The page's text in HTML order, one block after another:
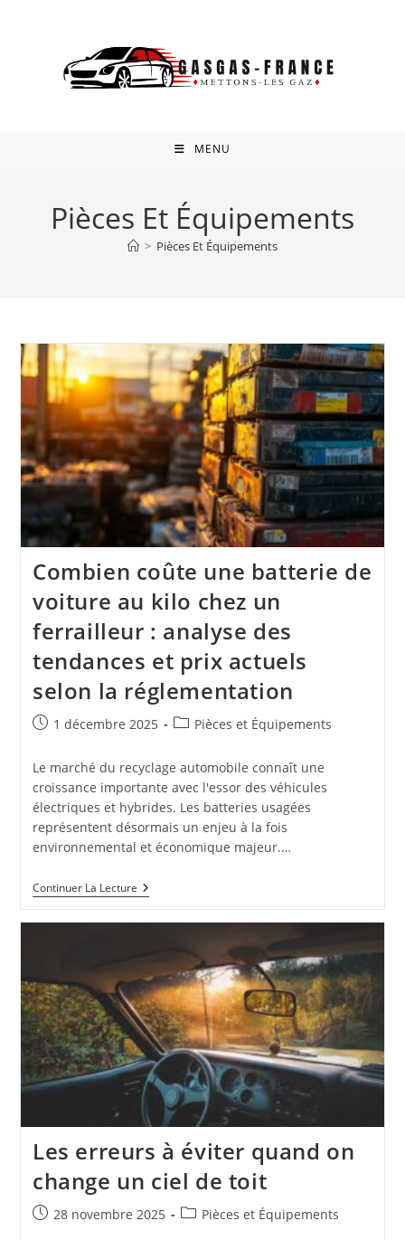
MENU
Pièces Et Équipements
> Pièces Et Équipements
Combien coûte une batterie de
voiture au kilo chez un
ferrailleur : analyse des
tendances et prix actuels
selon la réglementation
Publication
1 décembre 2025
PostPièces et Équipements
Le marché du recyclage automobile connaît une
croissance importante avec l'essor des véhicules
électriques et hybrides. Les batteries usagées
représentent désormais un enjeu à la fois
environnemental et économique majeur.…
Continuer La LectureCombien
Coûte
Voiture
Au
Kilo
Chez
Un
Ferrailleur
:
Analyse
Des
Tendances
Prix
Selon
La
Réglementation
Les erreurs à éviter quand on
change un ciel de toit
Publication
28 novembre 2025
PostPièces et Équipements